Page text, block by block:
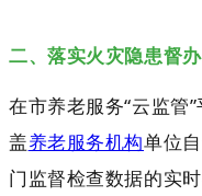
二、落实火灾隐患督
在市养老服务“云监管
盖养老服务机构单位
门监督检查数据的实